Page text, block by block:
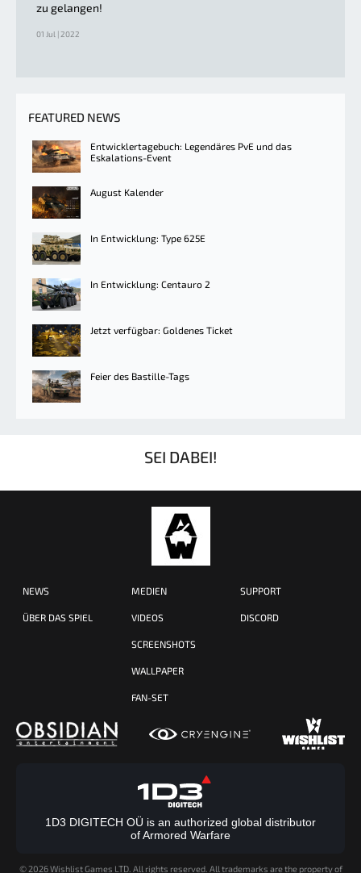
zu gelangen!
01 Jul | 2022
FEATURED NEWS
Entwicklertagebuch: Legendäres PvE und das
Eskalations-Event
August Kalender
In Entwicklung: Type 625E
In Entwicklung: Centauro 2
Jetzt verfügbar: Goldenes Ticket
Feier des Bastille-Tags
SEI DABEI!
NEWS
ÜBER DAS SPIEL
MEDIEN
VIDEOS
SCREENSHOTS
WALLPAPER
FAN-SET
SUPPORT
DISCORD
1D3 DIGITECH OÜ is an authorized global distributor
of Armored Warfare
© 2026 Wishlist Games LTD. All rights reserved. All trademarks are the property of